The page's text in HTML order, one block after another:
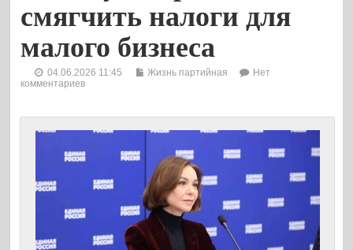
смягчить налоги для
малого бизнеса
04.06.2026 11:45 Жизнь партийная
Нет
комментариев